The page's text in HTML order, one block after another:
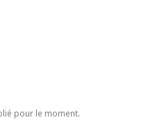
pour le moment.